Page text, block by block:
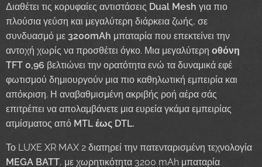
Διαθέτει τις κορυφαίες αντιστάσεις Dual Mesh για πιο
πλούσια γεύση και μεγαλύτερη διάρκεια ζωής, σε
συνδυασμό με 3200mAh μπαταρία που επεκτείνει την
αντοχή χωρίς να προσθέτει όγκο. Μια μεγαλύτερη οθόνη
TFT 0,96 βελτιώνει την ορατότητα ενώ τα δυναμικά εφέ
φωτισμού δημιουργούν μια πιο καθηλωτική εμπειρία και
απόκριση. Η αναβαθμισμένη ακριβής ροή αέρα σάς
επιτρέπει να απολαμβάνετε μια ευρεία γκάμα εμπειρίας
ατμίσματος από MTL έως DTL.
Το LUXE XR MAX 2 διατηρεί την πατενταρισμένη τεχνολογία
MEGA BATT, με χωρητικότητα 3200 mAh μπαταρία